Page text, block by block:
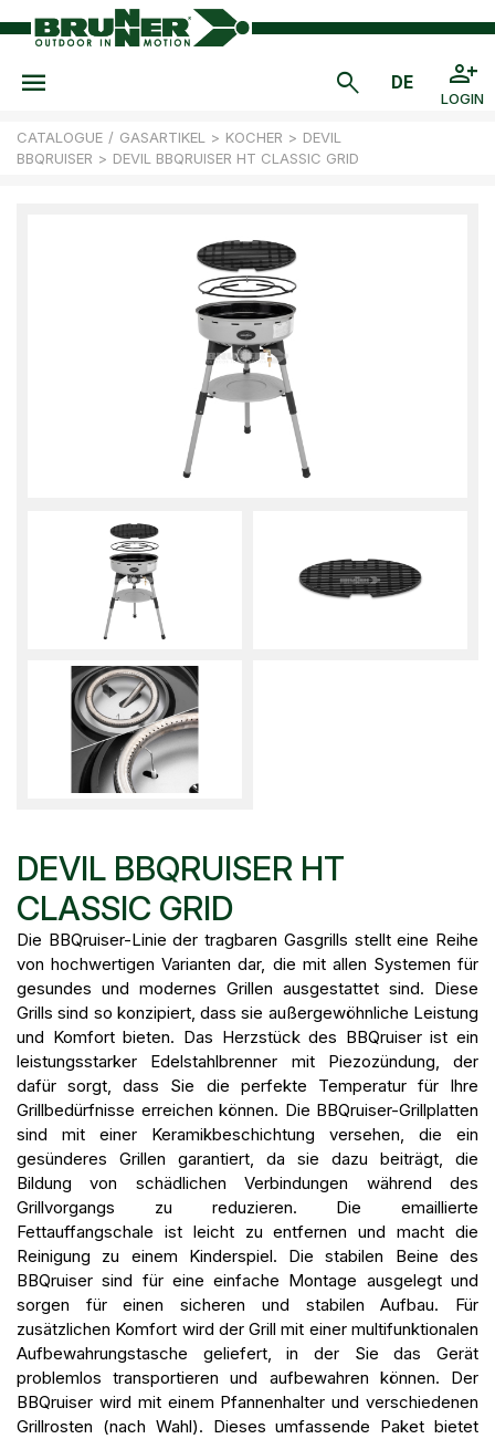
LOGIN
CATALOGUE / GASARTIKEL > KOCHER > DEVIL
BBQRUISER > DEVIL BBQRUISER HT CLASSIC GRID
DEVIL BBQRUISER HT
CLASSIC GRID
Die BBQruiser-Linie der tragbaren Gasgrills stellt eine Reihe
von hochwertigen Varianten dar, die mit allen Systemen für
gesundes und modernes Grillen ausgestattet sind. Diese
Grills sind so konzipiert, dass sie außergewöhnliche Leistung
und Komfort bieten. Das Herzstück des BBQruiser ist ein
leistungsstarker Edelstahlbrenner mit Piezozündung, der
dafür sorgt, dass Sie die perfekte Temperatur für Ihre
Grillbedürfnisse erreichen können. Die BBQruiser-Grillplatten
sind mit einer Keramikbeschichtung versehen, die ein
gesünderes Grillen garantiert, da sie dazu beiträgt, die
Bildung von schädlichen Verbindungen während des
Grillvorgangs zu reduzieren. Die emaillierte
Fettauffangschale ist leicht zu entfernen und macht die
Reinigung zu einem Kinderspiel. Die stabilen Beine des
BBQruiser sind für eine einfache Montage ausgelegt und
sorgen für einen sicheren und stabilen Aufbau. Für
zusätzlichen Komfort wird der Grill mit einer multifunktionalen
Aufbewahrungstasche geliefert, in der Sie das Gerät
problemlos transportieren und aufbewahren können. Der
BBQruiser wird mit einem Pfannenhalter und verschiedenen
Grillrosten (nach Wahl). Dieses umfassende Paket bietet